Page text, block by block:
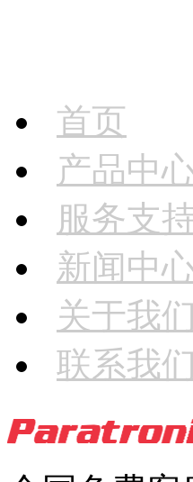
首页
产品中
服务支
新闻中
关于我们
联系我们